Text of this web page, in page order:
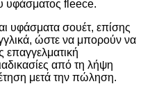
υφάσματος fleece.
υφάσματα σουέτ, επίσης
ώστε να μπορούν να
από τη λήψη
μετά την πώληση.